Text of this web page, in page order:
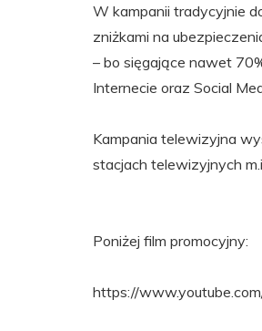
W kampanii tradycyjnie
zniżkami na
– bo sięgające nawet
Internecie oraz Social
Kampania telewizyjna
stacjach telewizyjnych
Poniżej film promocyjny:
https://